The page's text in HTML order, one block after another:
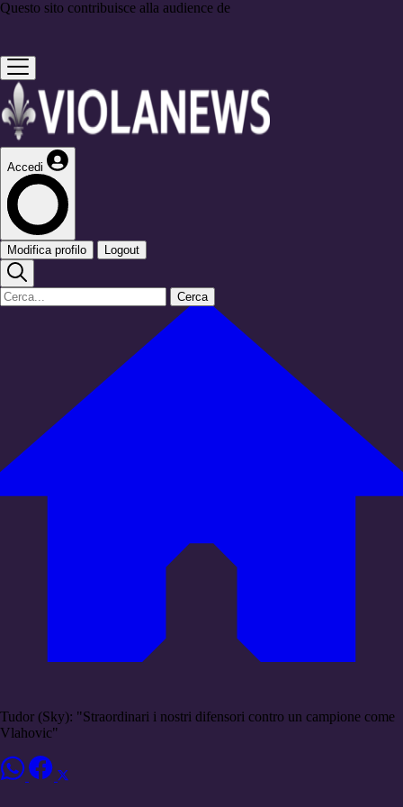
Questo sito contribuisce alla audience de
Accedi
Modifica profilo Logout
Cerca
Tudor (Sky): "Straordinari i nostri difensori contro un campione come
Vlahovic"